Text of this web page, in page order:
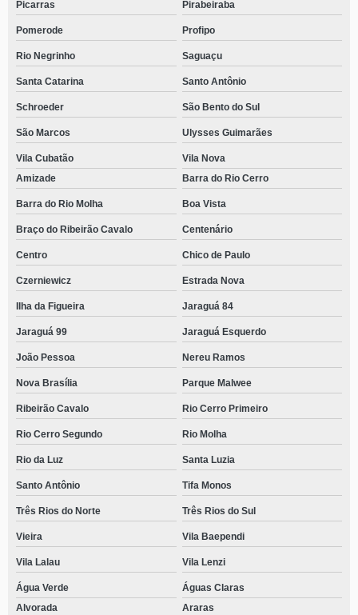
Picarras Pirabeiraba
Pomerode Profipo
Rio Negrinho Saguaçu
Santa Catarina Santo Antônio
Schroeder São Bento do Sul
São Marcos Ulysses Guimarães
Vila Cubatão
Vila Nova
Amizade
Barra do Rio Cerro
Barra do Rio Molha Boa Vista
Braço do Ribeirão Cavalo Centenário
Centro Chico de Paulo
Czerniewicz Estrada Nova
Ilha da Figueira Jaraguá 84
Jaraguá 99 Jaraguá Esquerdo
João Pessoa Nereu Ramos
Nova Brasília Parque Malwee
Ribeirão Cavalo Rio Cerro Primeiro
Rio Cerro Segundo Rio Molha
Rio da Luz Santa Luzia
Santo Antônio Tifa Monos
Três Rios do Norte Três Rios do Sul
Vieira Vila Baependi
Vila Lalau Vila Lenzi
Água Verde
Águas Claras
Alvorada
Araras